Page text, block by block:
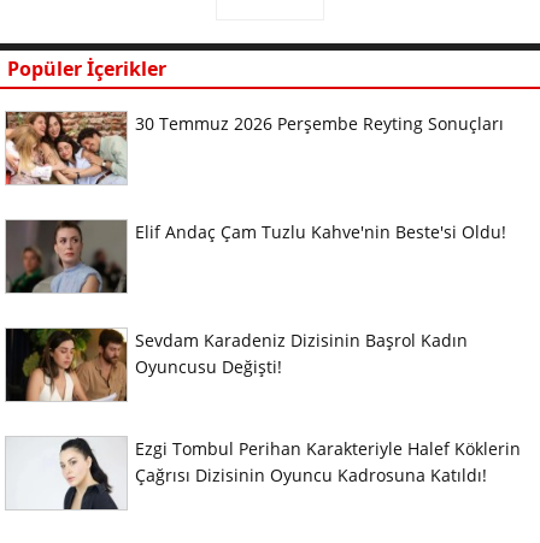
Popüler İçerikler
30 Temmuz 2026 Perşembe Reyting Sonuçları
Elif Andaç Çam Tuzlu Kahve'nin Beste'si Oldu!
Sevdam Karadeniz Dizisinin Başrol Kadın
Oyuncusu Değişti!
Ezgi Tombul Perihan Karakteriyle Halef Köklerin
Çağrısı Dizisinin Oyuncu Kadrosuna Katıldı!